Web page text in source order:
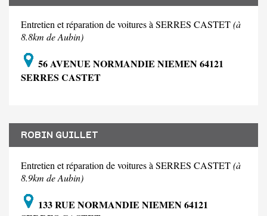
Entretien et réparation de voitures à SERRES CASTET(à
8.8km de Aubin)
56 AVENUE NORMANDIE NIEMEN 64121
SERRES CASTET
ROBIN GUILLET
Entretien et réparation de voitures à SERRES CASTET(à
8.9km de Aubin)
133 RUE NORMANDIE NIEMEN 64121